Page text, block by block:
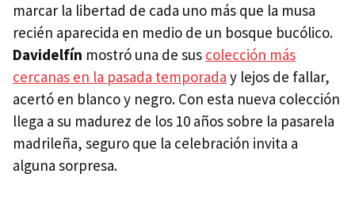
marcar la libertad de cada uno más que la musa
recién aparecida en medio de un bosque bucólico.
Davidelfín mostró una de sus colección más
cercanas en la pasada temporada y lejos de fallar,
acertó en blanco y negro. Con esta nueva colección
llega a su madurez de los 10 años sobre la pasarela
madrileña, seguro que la celebración invita a
alguna sorpresa.